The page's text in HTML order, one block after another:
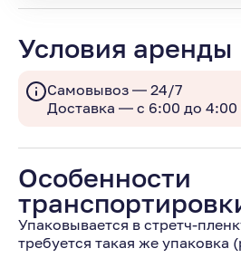
Условия аренды
Самовывоз — 24/7
Доставка — с 6:00 до
Особенности
Упаковывается в стретч-
требуется такая же упаковка